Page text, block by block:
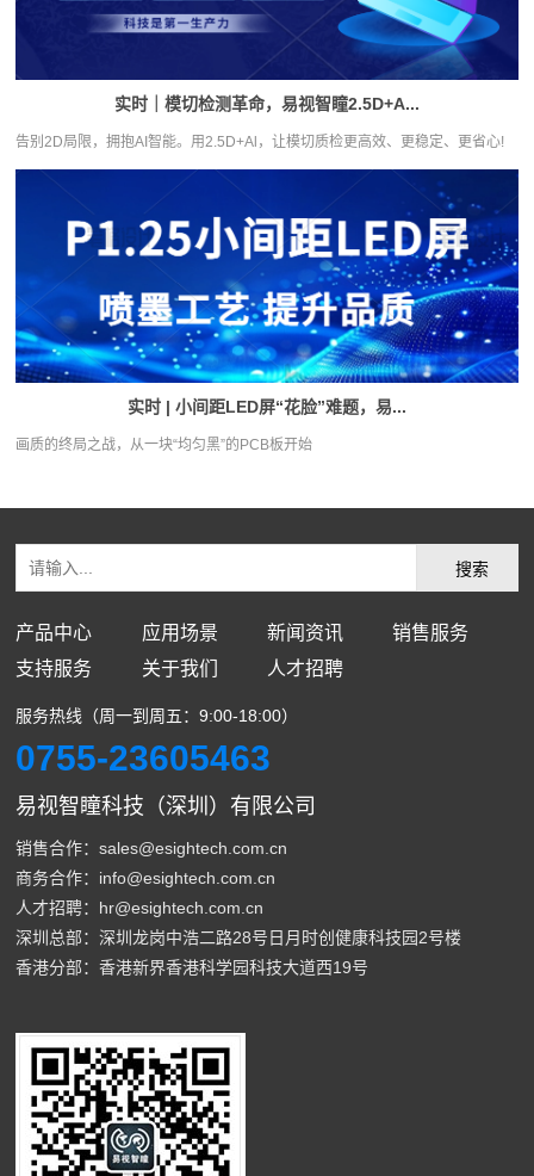
实时｜模切检测革命，易视智瞳2.5D+A...
告别2D局限，拥抱AI智能。用2.5D+Al，让模切质检更高效、更稳定、更省心!
实时 | 小间距LED屏“花脸”难题，易...
画质的终局之战，从一块“均匀黑”的PCB板开始
产品中心 应用场景 新闻资讯
销售服务
支持服务
关于我们 人才招聘
服务热线（周一到周五：9:00-18:00）
0755-23605463
易视智瞳科技（深圳）有限公司
销售合作：sales@esightech.com.cn
商务合作：info@esightech.com.cn
人才招聘：hr@esightech.com.cn
深圳总部：深圳龙岗中浩二路28号日月时创健康科技园2号楼
香港分部：香港新界香港科学园科技大道西19号